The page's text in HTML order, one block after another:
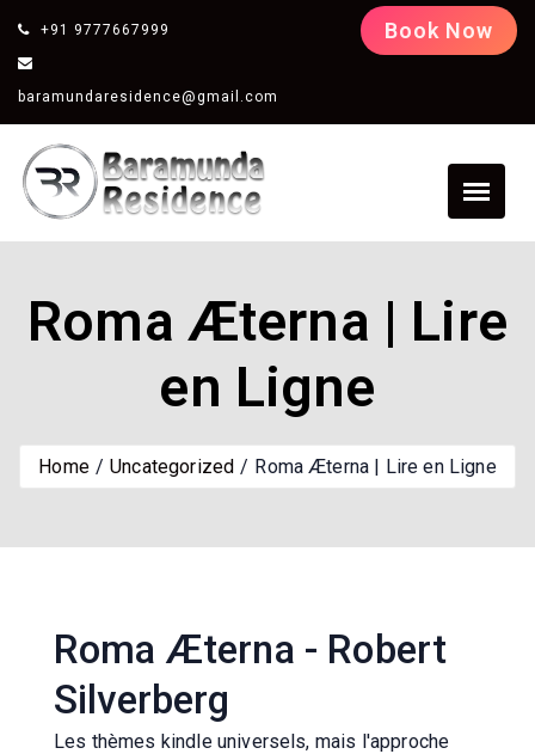
+91 9777667999
baramundaresidence@gmail.com
Book Now
Roma Æterna | Lire
en Ligne
Home Uncategorized Roma Æterna | Lire en Ligne
Roma Æterna - Robert
Silverberg
Les thèmes kindle universels, mais l'approche